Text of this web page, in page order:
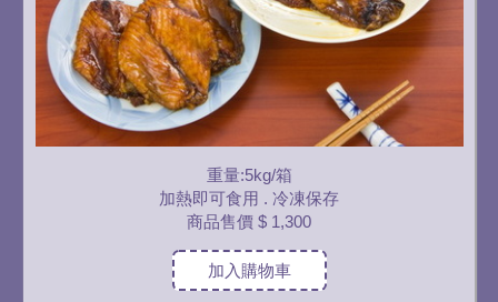
重量:5kg/箱
加熱即可食用 . 冷凍保存
商品售價 $ 1,300
加入購物車